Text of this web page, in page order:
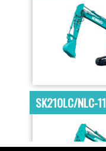
SK210LC/NLC-11